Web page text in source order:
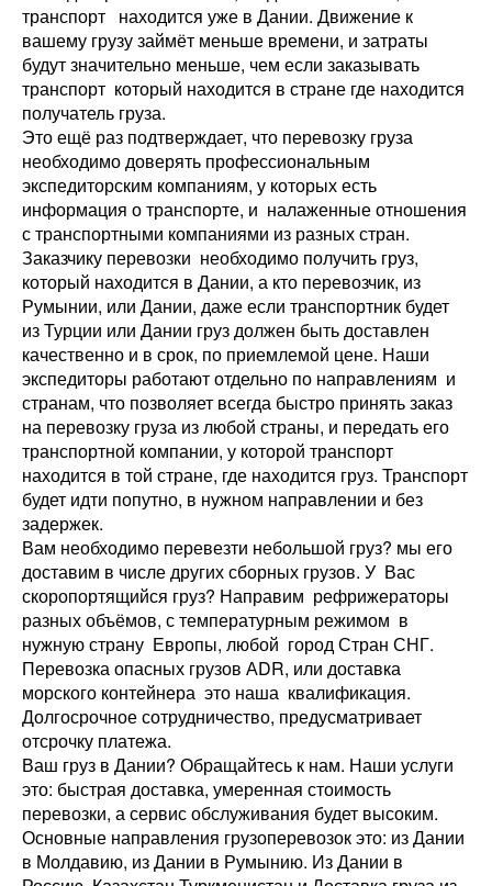
транспорт находится уже в Дании. Движение к
вашему грузу займёт меньше времени, и затраты
будут значительно меньше, чем если заказывать
транспорт который находится в стране где находится
получатель груза.
Это ещё раз подтверждает, что перевозку груза
необходимо доверять профессиональным
экспедиторским компаниям, у которых есть
информация о транспорте, и налаженные отношения
с транспортными компаниями из разных стран.
Заказчику перевозки необходимо получить груз,
который находится в Дании, а кто перевозчик, из
Румынии, или Дании, даже если транспортник будет
из Турции или Дании груз должен быть доставлен
качественно и в срок, по приемлемой цене. Наши
экспедиторы работают отдельно по направлениям и
странам, что позволяет всегда быстро принять заказ
на перевозку груза из любой страны, и передать его
транспортной компании, у которой транспорт
находится в той стране, где находится груз. Транспорт
будет идти попутно, в нужном направлении и без
задержек.
Вам необходимо перевезти небольшой груз? мы его
доставим в числе других сборных грузов. У Вас
скоропортящийся груз? Направим рефрижераторы
разных объёмов, с температурным режимом в
нужную страну Европы, любой город Стран СНГ.
Перевозка опасных грузов АDR, или доставка
морского контейнера это наша квалификация.
Долгосрочное сотрудничество, предусматривает
отсрочку платежа.
Ваш груз в Дании? Обращайтесь к нам. Наши услуги
это: быстрая доставка, умеренная стоимость
перевозки, а сервис обслуживания будет высоким.
Основные направления грузоперевозок это: из Дании
в Молдавию, из Дании в Румынию. Из Дании в